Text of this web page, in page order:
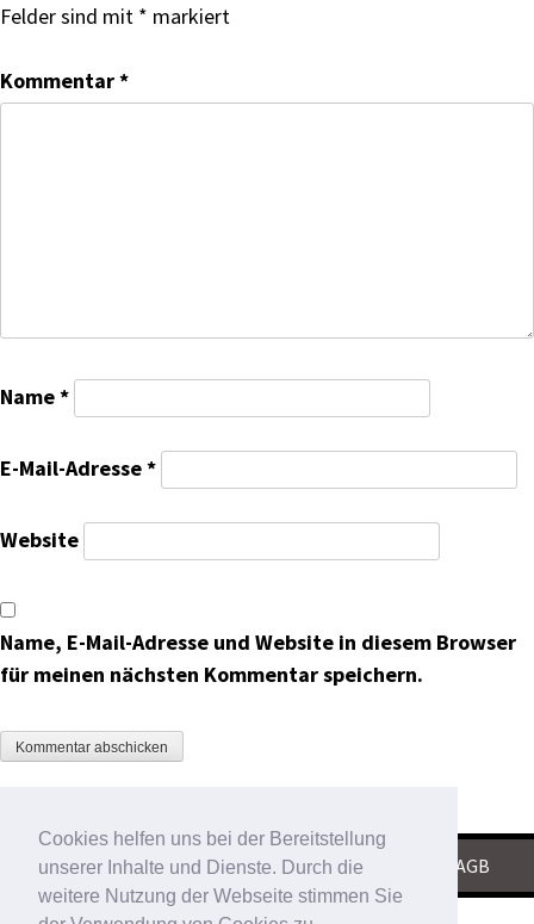
Cookies helfen uns bei der Bereitstellung
unserer Inhalte und Dienste. Durch die
weitere Nutzung der Webseite stimmen Sie
Felder sind mit * markiert
Kommentar*
Name*
E-Mail-Adresse*
Website
Name, E-Mail-Adresse und Website in diesem Browser
für meinen nächsten Kommentar speichern.
KONTAKT|IMPRESSUM|DATENSCHUTZ AGB